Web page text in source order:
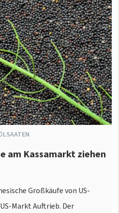
am Kassamarkt ziehen
Großkäufe von US-
Markt Auftrieb. Der